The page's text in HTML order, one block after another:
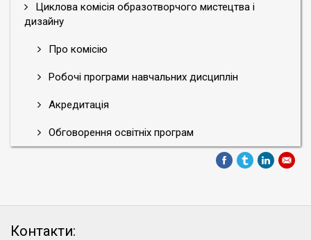
Циклова комісія образотворчого мистецтва і
дизайну
Про комісію
Робочі програми навчальних дисциплін
Акредитація
Обговорення освітніх програм
Контакти: